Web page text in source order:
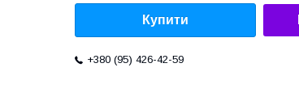
Купити
+380 (95) 426-42-59